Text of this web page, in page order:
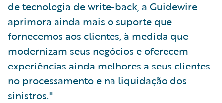
de tecnologia de write-back, a Guidewire
aprimora ainda mais o suporte que
fornecemos aos clientes, à medida que
modernizam seus negócios e oferecem
experiências ainda melhores a seus clientes
no processamento e na liquidação dos
sinistros."